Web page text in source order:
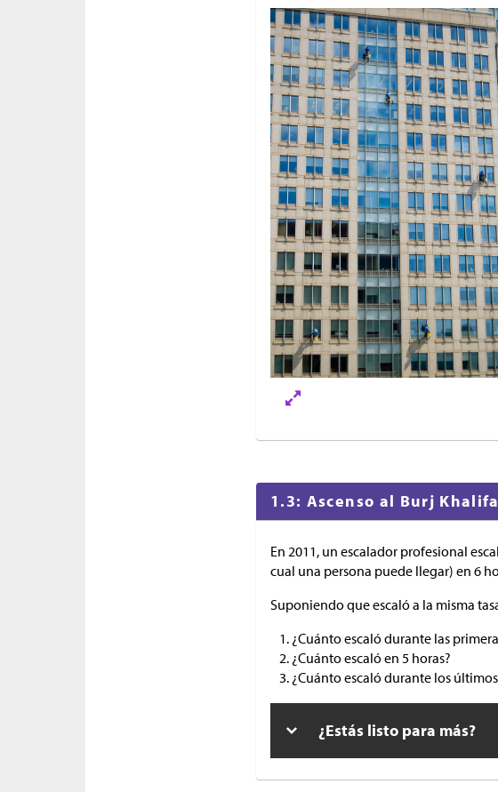
1.3: Ascenso al Burj Khalifa
En 2011, un escalador profesional
cual una persona puede llegar) en 6
Suponiendo que escaló a la misma
¿Cuánto escaló durante las
¿Cuánto escaló en 5 horas?
¿Cuánto escaló durante los
¿Estás listo para más?